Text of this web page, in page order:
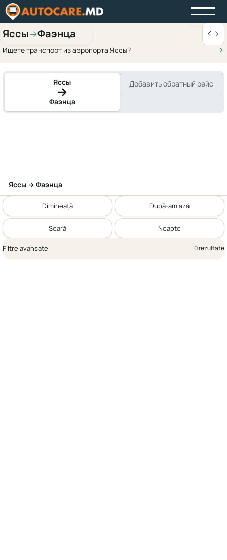
Яссы→Фаэнца
Ищете транспорт из аэропорта Яссы?
Яссы
Фаэнца
Добавить обратный рейс
Яссы → Фаэнца
Dimineață După-amiază
Seară Noapte
Filtre avansate 0 rezultate